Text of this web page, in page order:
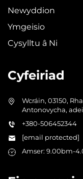
Newyddion
Ymgeisio
Cysylltu â Ni
Cyfeiriad
Wcráin, 03150,
Antonovycha,
+380-506452344
[email protected]
Amser: 9.00bm-